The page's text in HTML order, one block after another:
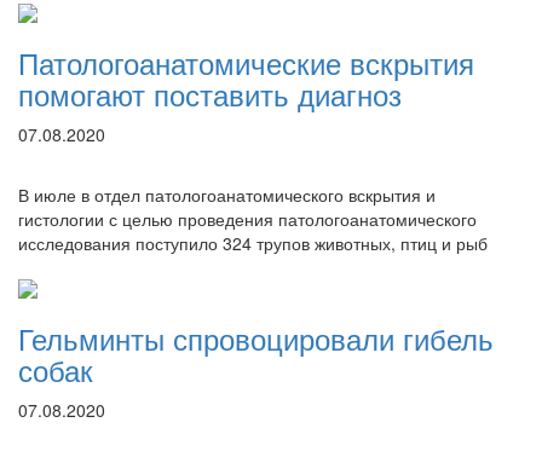
Патологоанатомические вскрытия
помогают поставить диагноз
07.08.2020
В июле в отдел патологоанатомического вскрытия и
гистологии с целью проведения патологоанатомического
исследования поступило 324 трупов животных, птиц и рыб
Гельминты спровоцировали гибель
собак
07.08.2020